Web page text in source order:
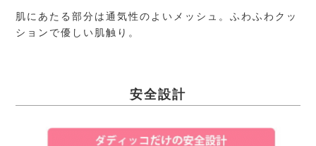
肌にあたる部分は通気性のよいメッシュ。ふわふわクッ
ションで優しい肌触り。
安全設計